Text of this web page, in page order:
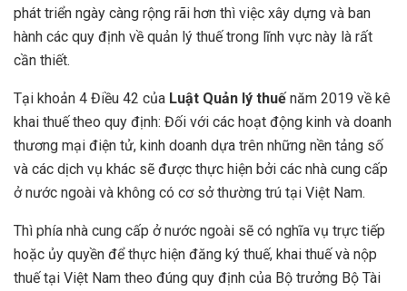
phát triển ngày càng rộng rãi hơn thì việc xây dựng và ban
hành các quy định về quản lý thuế trong lĩnh vực này là rất
cần thiết.
Tại khoản 4 Điều 42 của Luật Quản lý thuếnăm 2019 về kê
khai thuế theo quy định: Đối với các hoạt động kinh và doanh
thương mại điện tử, kinh doanh dựa trên những nền tảng số
và các dịch vụ khác sẽ được thực hiện bởi các nhà cung cấp
ở nước ngoài và không có cơ sở thường trú tại Việt Nam.
Thì phía nhà cung cấp ở nước ngoài sẽ có nghĩa vụ trực tiếp
hoặc ủy quyền để thực hiện đăng ký thuế, khai thuế và nộp
thuế tại Việt Nam theo đúng quy định của Bộ trưởng Bộ Tài